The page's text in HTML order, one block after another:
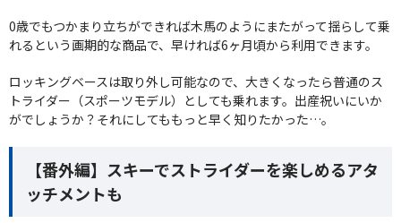
0歳でもつかまり立ちができれば木馬のようにまたがって揺らして乗
れるという画期的な商品で、早ければ6ヶ月頃から利用できます。
ロッキングベースは取り外し可能なので、大きくなったら普通のス
トライダー（スポーツモデル）としても乗れます。出産祝いにいか
がでしょうか？それにしてももっと早く知りたかった…。
【番外編】スキーでストライダーを楽しめるアタ
ッチメントも